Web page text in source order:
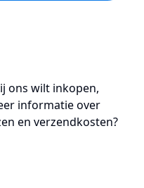
ons wilt inkopen,
informatie over
en verzendkosten?